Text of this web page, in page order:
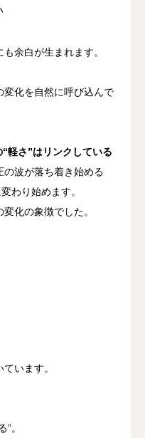
余白が生まれます。
変化を自然に呼び込んで
軽さ”はリンクしている
の波が落ち着き始める
わり始めます。
化の象徴でした。
います。
。